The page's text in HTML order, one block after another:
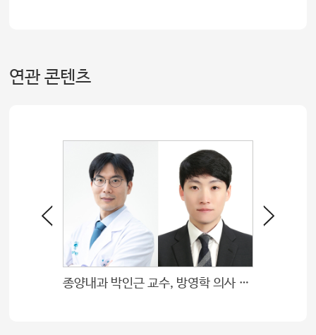
연관 콘텐츠
종양내과 박인근 교수, 방영학 의사 학술상